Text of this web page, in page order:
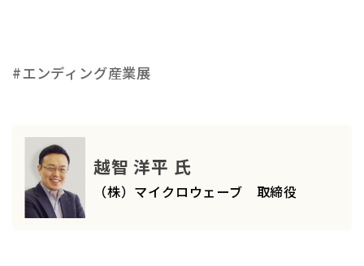
#エンディング産業展
越智 洋平 氏
（株）マイクロウェーブ 取締役